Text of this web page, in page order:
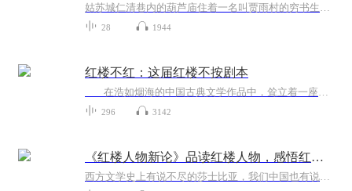
姑苏城仁清巷内的葫芦庙住着一名叫贾雨村的穷书生，他受乡宦甄士隐的资助，上京赴考，中了进士，做了官。只因他贪赃枉法，不上一年就被革了官职。他来到扬州，做了巡盐御史林如海的幕客，教林黛玉念书。过了一年，林如海的妻子去世，林黛玉由贾雨村护送，...
28 1944
红楼不红：这届红楼不按剧本
在浩如烟海的中国古典文学作品中，耸立着一座高踞其上而“一览众山小”的艺术峰巅，那就是清代中期出现于文坛之上的长篇小说《红楼梦》。《红楼梦》自诞生以来就备受人们关注，人们对《红楼梦》的阅读、研究，范围之广、人数之多，是其他...
296 3142
《红楼人物新论》品读红楼人物，感悟红楼人生！
西方文学史上有说不尽的莎士比亚，我们中国也有说不尽的《红楼梦》，一代文学巨匠曹雪芹给后人留下了这笔精神财富的同时，也留下了千千万万个红楼之密、红楼之惑、红楼之梦。《红楼梦》浓缩了一个让后人体察不尽的大千世界、感悟难彻的百味人生。满纸荒唐...